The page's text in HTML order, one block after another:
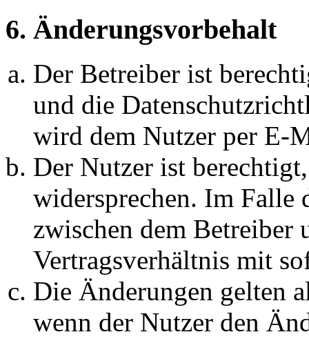
6. Änderungsvorbehalt
Der Betreiber ist
und die
wird dem Nutzer per E-
Der Nutzer ist
widersprechen. Im Falle
zwischen dem Betreiber
Vertragsverhältnis mit
Die Änderungen gelten
wenn der Nutzer den